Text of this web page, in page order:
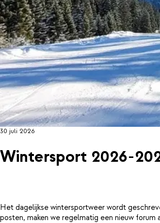
30 juli 2026
Wintersport 2026-
Het dagelijkse wintersportweer wordt
posten, maken we regelmatig een nieuw forum